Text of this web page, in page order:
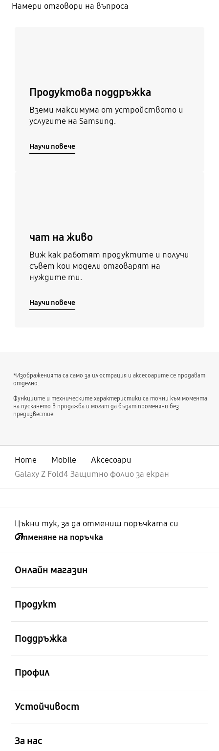
Намери отговори на въпроса
Продуктова поддръжка
Вземи максимума от устройството и
услугите на Samsung.
Научи повече
чат на живо
Виж как работят продуктите и получи
съвет кои модели отговарят на
нуждите ти.
Научи повече
*Изображенията са само за илюстрация и аксесоарите се продават
отделно.
Функциите и техническите характеристики са точни към момента
на пускането в продажба и могат да бъдат променяни без
предизвестие.
Home Mobile
Аксесоари
Galaxy Z Fold4 Защитно фолио за екран
Цъкни тук, за да отмениш поръчката си
Отменяне на поръчка
Онлайн магазин
Продукт
Поддръжка
Профил
Устойчивост
За нас